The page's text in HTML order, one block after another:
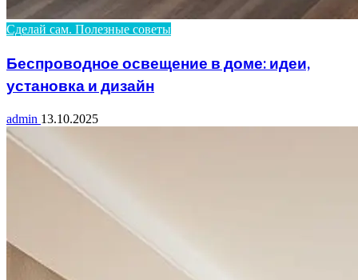
Сделай сам. Полезные советы
Беспроводное освещение в доме: идеи,
установка и дизайн
admin 13.10.2025